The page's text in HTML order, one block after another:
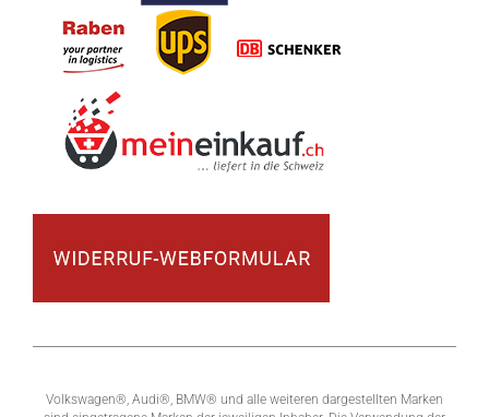
Volkswagen®, Audi®, BMW® und alle weiteren dargestellten Marken